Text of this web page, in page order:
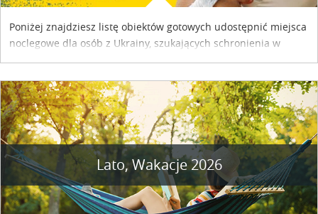
Poniżej znajdziesz listę obiektów gotowych udostępnić miejsca
noclegowe dla osób z Ukrainy, szukających schronienia w
Lato, Wakacje 2026